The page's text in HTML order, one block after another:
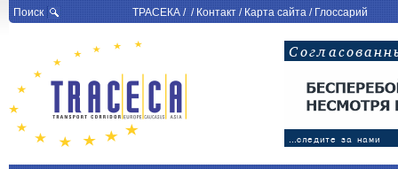
Поиск ТРАСЕКА/ /Контакт/Карта сайта/Глоссарий